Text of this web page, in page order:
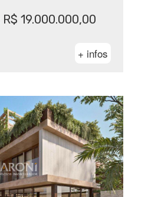
R$ 19.000.000,00
+ infos